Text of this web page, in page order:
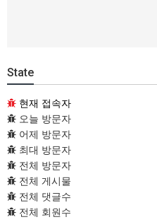
State
현재 접속자
오늘 방문자
어제 방문자
최대 방문자
전체 방문자
전체 게시물
전체 댓글수
전체 회원수